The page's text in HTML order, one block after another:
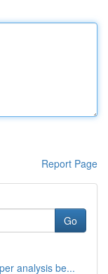
Report Page
Go
analysis be...